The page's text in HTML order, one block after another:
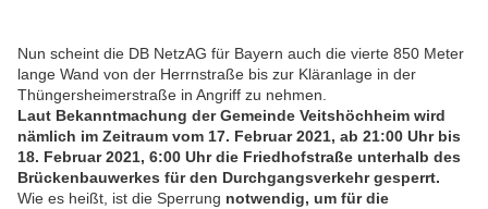
Nun scheint die DB NetzAG für Bayern auch die vierte 850 Meter
lange Wand von der Herrnstraße bis zur Kläranlage in der
Thüngersheimerstraße in Angriff zu nehmen.
Laut Bekanntmachung der Gemeinde Veitshöchheim wird
nämlich im Zeitraum vom 17. Februar 2021, ab 21:00 Uhr bis
18. Februar 2021, 6:00 Uhr die Friedhofstraße unterhalb des
Brückenbauwerkes für den Durchgangsverkehr gesperrt.
Wie es heißt, ist die Sperrung notwendig, um für die